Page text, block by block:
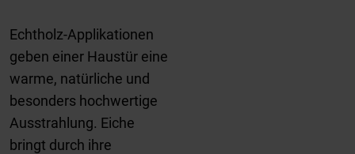
Echtholz-Applikationen
geben einer Haustür eine
warme, natürliche und
besonders hochwertige
Ausstrahlung. Eiche
bringt durch ihre